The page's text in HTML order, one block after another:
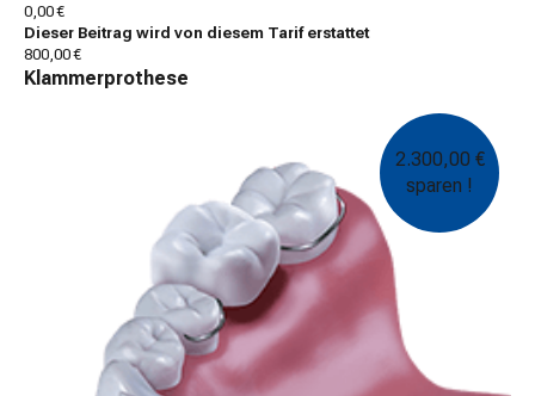
0,00 €
Dieser Beitrag wird von diesem Tarif erstattet
800,00 €
Klammerprothese
2.300,00 €
sparen !